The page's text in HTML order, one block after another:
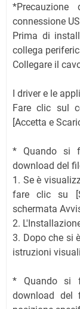
connessione
Prima di
collega
Collegare il
I driver e le
Fare clic sul
[Accetta e
* Quando si
download del
1. Se è
fare clic su
schermata
2.
3. Dopo che si
istruzioni
* Quando si
download